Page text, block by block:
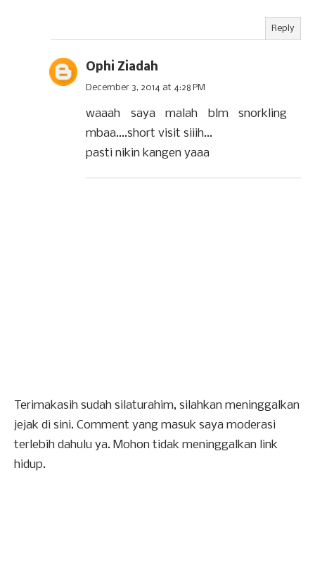
Reply
Ophi Ziadah
December 3, 2014 at 4:28 PM
waaah saya malah blm snorkling
mbaa....short visit siiih...
pasti nikin kangen yaaa
Terimakasih sudah silaturahim, silahkan meninggalkan
jejak di sini. Comment yang masuk saya moderasi
terlebih dahulu ya. Mohon tidak meninggalkan link
hidup.